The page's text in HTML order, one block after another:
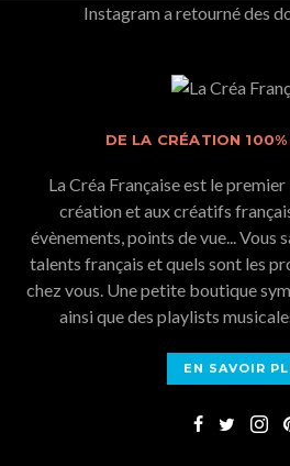
Instagram a retourné des
DE LA CRÉATION
La Créa Française est le
création et aux créatifs
évènements, points de vue... Vous
talents français et quels sont les
chez vous. Une petite boutique
ainsi que des playlists
EN SAVOIR